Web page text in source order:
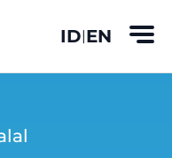
ID|EN